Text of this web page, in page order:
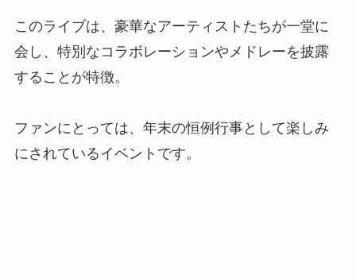
このライブは、豪華なアーティストたちが一堂に
会し、特別なコラボレーションやメドレーを披露
することが特徴。
ファンにとっては、年末の恒例行事として楽しみ
にされているイベントです。